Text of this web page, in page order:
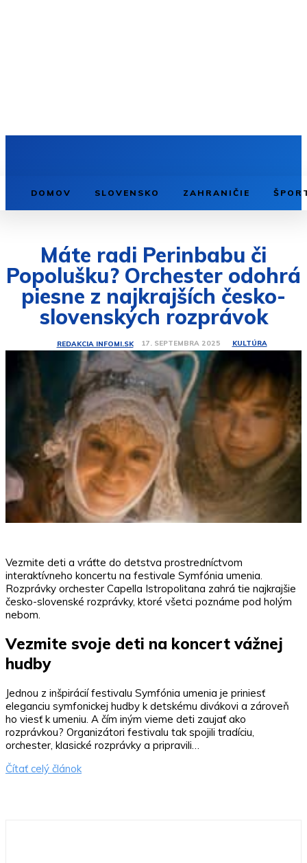
DOMOV SLOVENSKO ZAHRANIČIE
Máte radi Perinbabu či
Popolušku? Orchester odohrá
piesne z najkrajších česko-
slovenských rozprávok
REDAKCIA INFOMI.SK 17. SEPTEMBRA 2025 KULTÚRA
Vezmite deti a vráťte do detstva prostredníctvom
interaktívneho koncertu na festivale Symfónia umenia.
Rozprávky orchester Capella Istropolitana zahrá tie najkrajšie
česko-slovenské rozprávky, ktoré všetci poznáme pod holým
nebom.
Vezmite svoje deti na koncert vážnej
hudby
Jednou z inšpirácií festivalu Symfónia umenia je priniesť
eleganciu symfonickej hudby k detskému divákovi a zároveň
ho viesť k umeniu. A čím iným vieme deti zaujať ako
rozprávkou? Organizátori festivalu tak spojili tradíciu,
orchester, klasické rozprávky a pripravili…
Čítať celý článok